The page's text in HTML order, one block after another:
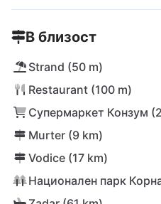
В близост
Strand (50 m)
Restaurant (100 m)
Супермаркет Конзум
Murter (9 km)
Vodice (17 km)
Национален парк